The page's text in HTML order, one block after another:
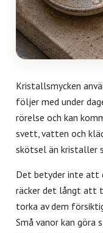
Kristallsmycken
följer med under
rörelse och kan
svett, vatten och
skötsel än kristaller
Det betyder inte att
räcker det långt att
torka av dem
Små vanor kan göra